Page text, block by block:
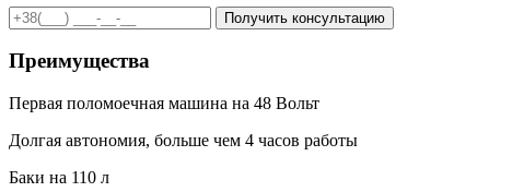
Преимущества
Первая поломоечная машина на 48 Вольт
Долгая автономия, больше чем 4 часов работы
Баки на 110 л